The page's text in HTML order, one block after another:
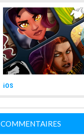
iOS
COMMENTAIRES